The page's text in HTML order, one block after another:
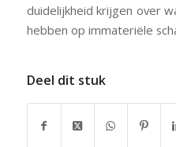
duidelijkheid krijgen over
hebben op immateriële
Deel dit stuk